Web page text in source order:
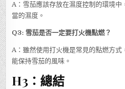
A：雪茄應該存放在濕度控制的環境
當的濕度。
Q3: 雪茄是否一定要打火機點燃？
A：雖然使用打火機是常見的點燃方式
能保持雪茄的風味。
H3：總結